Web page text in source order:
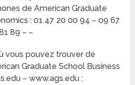
de American Graduate
: 01 47 20 00 94 – 09 67
89 – –
vous pouvez trouver de
Graduate School Business
– www.ags.edu ;